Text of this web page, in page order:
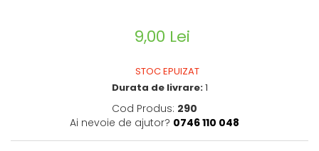
SUPLIMENTE COLESTEROL
SUPLIMENTE RĂCEALĂ- APARAT
SUPLIMENTE ANTIOXIDANȚI-
ANTITUMORAL
SUPLIMENTE URO-GENITAL
9,00 Lei
STOC EPUIZAT
Durata de livrare:1
Cod Produs: 290
Ai nevoie de ajutor? 0746 110 048